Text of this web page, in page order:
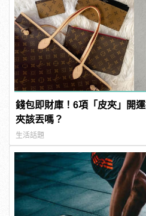
錢包即財庫！6項「皮夾」開
夾該丟嗎？
生活話題